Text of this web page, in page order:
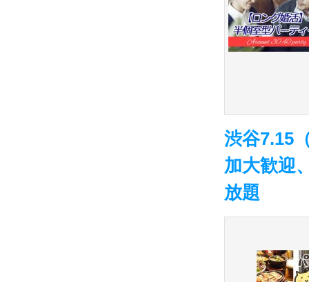
渋谷7.15
加大歓迎
放題